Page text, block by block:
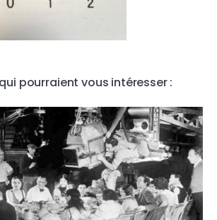
pourraient vous intéresser :